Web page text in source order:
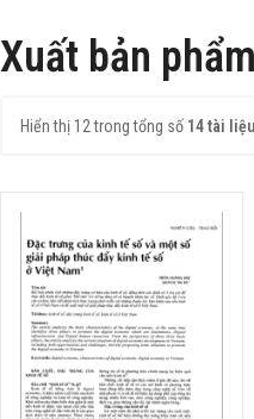
Xuất bản phẩm
Hiển thị 12 trong tổng số 14 tài liệu